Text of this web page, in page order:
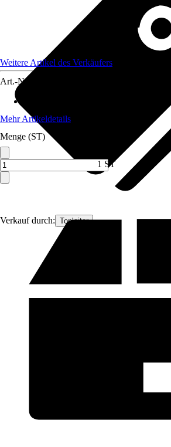
Verkauf durch: Topleiter
Weitere Artikel des Verkäufers
Art.-Nr.
Mehr Artikeldetails
Menge (ST)
1 ST